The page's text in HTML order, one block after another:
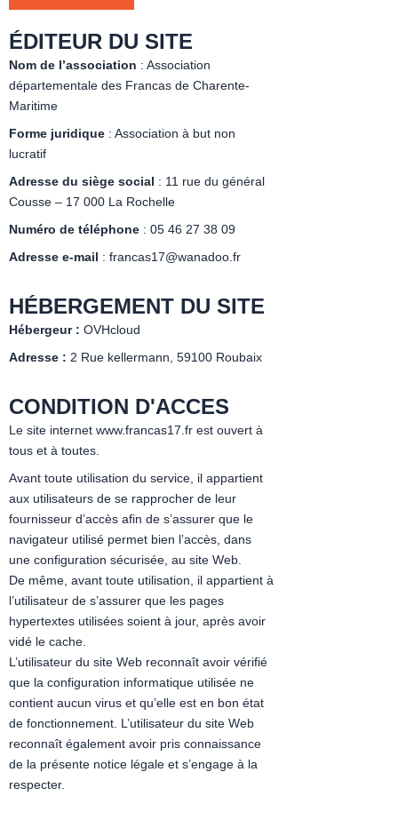
ÉDITEUR DU SITE
Nom de l’association : Association
départementale des Francas de Charente-
Maritime
Forme juridique : Association à but non
lucratif
Adresse du siège social : 11 rue du général
Cousse – 17 000 La Rochelle
Numéro de téléphone : 05 46 27 38 09
Adresse e-mail : francas17@wanadoo.fr
HÉBERGEMENT DU SITE
Hébergeur : OVHcloud
Adresse : 2 Rue kellermann, 59100 Roubaix
CONDITION D'ACCES
Le site internet www.francas17.fr est ouvert à
tous et à toutes.
Avant toute utilisation du service, il appartient
aux utilisateurs de se rapprocher de leur
fournisseur d’accès afin de s’assurer que le
navigateur utilisé permet bien l’accès, dans
une configuration sécurisée, au site Web.
De même, avant toute utilisation, il appartient à
l’utilisateur de s’assurer que les pages
hypertextes utilisées soient à jour, après avoir
vidé le cache.
L’utilisateur du site Web reconnaît avoir vérifié
que la configuration informatique utilisée ne
contient aucun virus et qu’elle est en bon état
de fonctionnement. L’utilisateur du site Web
reconnaît également avoir pris connaissance
de la présente notice légale et s’engage à la
respecter.